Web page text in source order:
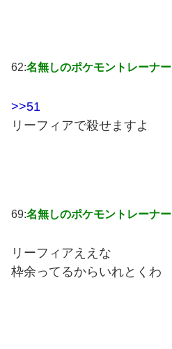
62:名無しのポケモントレーナー
>>51
リーフィアで殺せますよ
69:名無しのポケモントレーナー
リーフィアええな
枠余ってるからいれとくわ